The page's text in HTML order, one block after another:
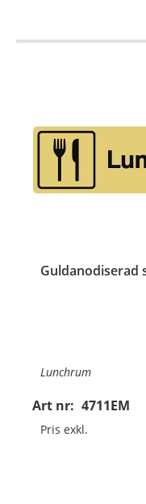
Guldanodiserad
Art nr: 4711EM
Lunchrum
Material:
Pris exkl.